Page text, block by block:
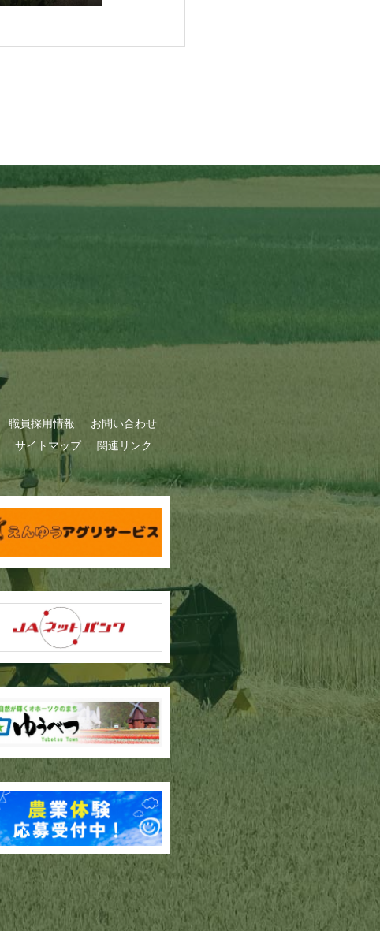
職員採用情報
お問い合わせ
サイトマップ 関連リンク